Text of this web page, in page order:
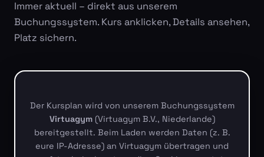
Immer aktuell – direkt aus unserem
Buchungssystem. Kurs anklicken, Details ansehen,
Platz sichern.
Der Kursplan wird von unserem Buchungssystem
Virtuagym(Virtuagym B.V., Niederlande)
bereitgestellt. Beim Laden werden Daten (z. B.
eure IP-Adresse) an Virtuagym übertragen und